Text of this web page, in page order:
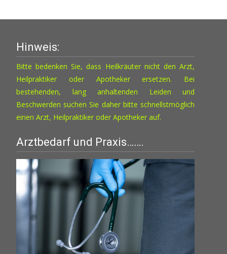
Hinweis:
Bitte bedenken Sie, dass Heilkräuter nicht den Arzt,
Heilpraktiker oder Apotheker ersetzen. Bei
bestehenden, lang anhaltenden Leiden und
Beschwerden suchen Sie daher bitte schnellstmöglich
einen Arzt, Heilpraktiker oder Apotheker auf.
Arztbedarf und Praxis…….